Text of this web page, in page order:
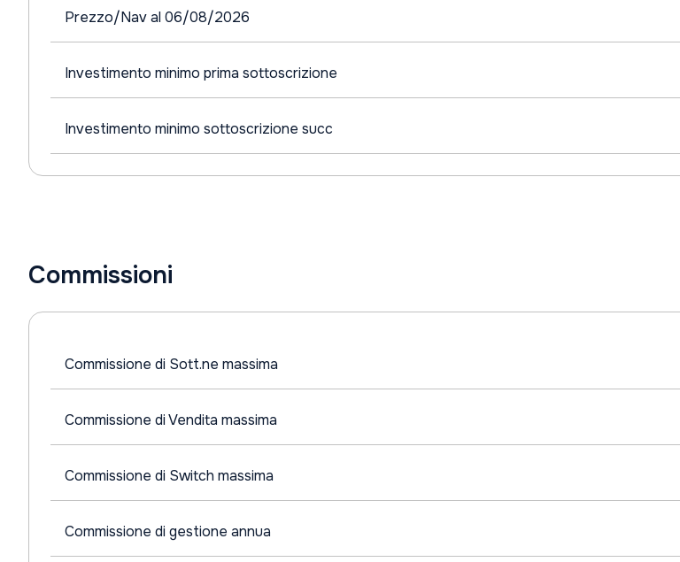
Prezzo/Nav al 06/08/2026
Investimento minimo prima sottoscrizione
Investimento minimo sottoscrizione succ
Commissioni
Commissione di Sott.ne massima
Commissione di Vendita massima
Commissione di Switch massima
Commissione di gestione annua